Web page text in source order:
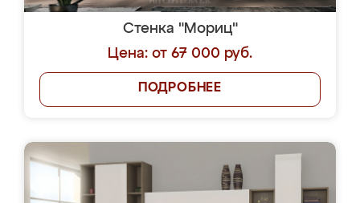
Стенка "Мориц"
Цена: от 67 000 руб.
ПОДРОБНЕЕ